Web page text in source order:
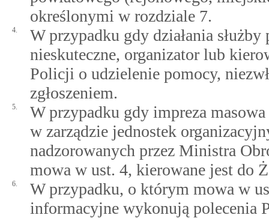
określonymi w rozdziale 7.
4.
W przypadku gdy działania
nieskuteczne, organizator lub
Policji o udzielenie pomocy,
zgłoszeniem.
5.
W przypadku gdy impreza
w zarządzie jednostek
nadzorowanych przez Ministra
mowa w ust. 4, kierowane jest do
6.
W przypadku, o którym mowa w
informacyjne wykonują polecenia